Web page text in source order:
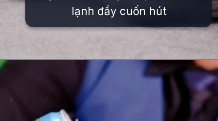
lạnh đầy cuốn hút
https://issiloo.edu.vn/cach-lam-cocktail-mojito-bac-ha